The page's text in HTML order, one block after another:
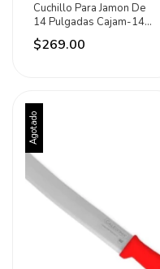
Cuchillo Para Jamon De
14 Pulgadas Cajam-14r
Caledonia Rojo
$269.00
Agotado